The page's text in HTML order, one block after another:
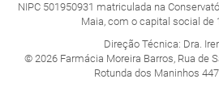
NIPC 501950931 matriculada na
Maia, com o capital social de
Direção Técnica: Dra.
© 2026 Farmácia Moreira Barros, Rua de
Rotunda dos Maninhos